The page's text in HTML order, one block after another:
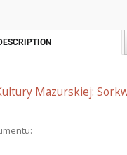
Mazurskiej: